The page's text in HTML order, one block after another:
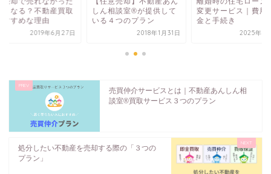
うなる？不動産買取
すすめな理由
2019年6月27日
しん相談室®️が提供して
いる４つのプラン
2018年1月31日
変更サービス｜費用
金と手続き
2025年7
売買仲介サービスとは｜不動産あんしん相
談室®️買取サービス３つのプラン
処分したい不動産を売却する際の「３つの
プラン」